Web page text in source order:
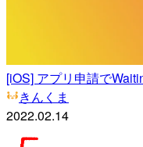
[iOS] アプリ申請で
きんくま
2022.02.14